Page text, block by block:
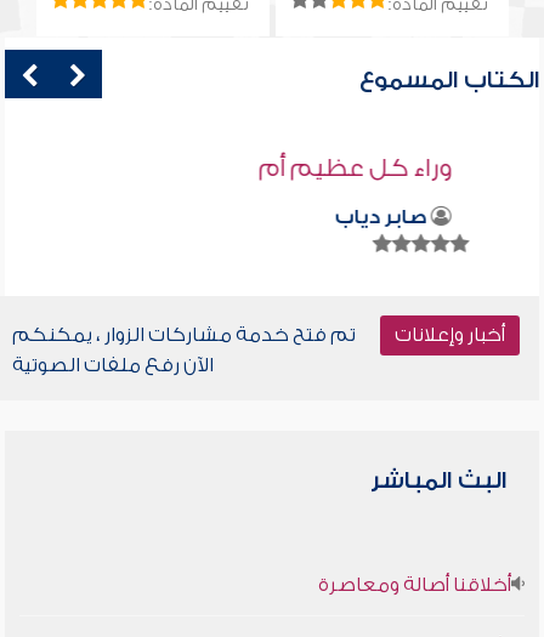
تقييم المادة: تقييم المادة:
الكتاب المسموع
وراء كل عظيم أم
صابر دياب
أخبار وإعلانات
تم فتح خدمة مشاركات الزوار ، يمكنكم
الآن رفع ملفات الصوتية
البث المباشر
أخلاقنا أصالة ومعاصرة